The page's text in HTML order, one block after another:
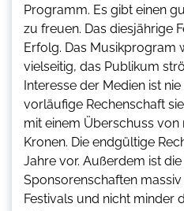
Programm. Es gibt einen
zu freuen. Das diesjährige
Erfolg. Das Musikprogram
vielseitig, das Publikum
Interesse der Medien ist
vorläufige Rechenschaft
mit einem Überschuss von
Kronen. Die endgültige
Jahre vor. Außerdem ist
Sponsorenschaften
Festivals und nicht minder